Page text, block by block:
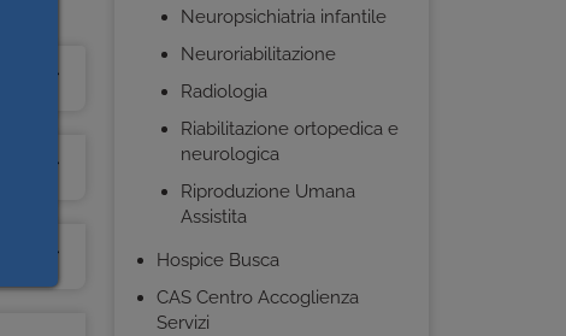
Neuropsichiatria infantile
Neuroriabilitazione
Radiologia
Riabilitazione ortopedica e
neurologica
Riproduzione Umana
Assistita
Hospice Busca
CAS Centro Accoglienza
Servizi